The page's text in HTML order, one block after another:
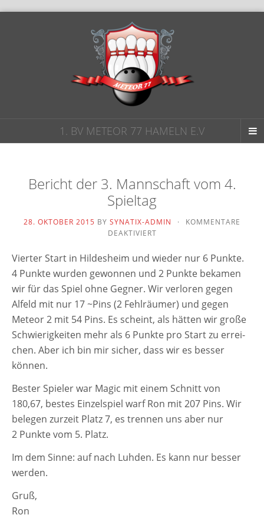
1. BV METEOR 77 HAMELN E.V
Bericht der 3. Mannschaft vom 4.
Spieltag
28. OKTOBER 2015 BY SYNATIX-ADMIN ·
KOMMENTARE
DEAKTIVIERTFÜR
DER
MANNSCHAFT
VOM
SPIELTAG
Vierter Start in Hildesheim und wie­der nur 6 Punkte.
4 Punkte wur­den gewon­nen und 2 Punkte beka­men
wir für das Spiel ohne Gegner. Wir ver­lo­ren gegen
Alfeld mit nur 17 ~Pins (2 Fehlräumer) und gegen
Meteor 2 mit 54 Pins. Es scheint, als hät­ten wir gro­ße
Schwierigkeiten mehr als 6 Punkte pro Start zu errei­
chen. Aber ich bin mir sicher, dass wir es bes­ser
können.
Bester Spieler war Magic mit einem Schnitt von
180,67, bes­tes Einzelspiel warf Ron mit 207 Pins. Wir
bele­gen zur­zeit Platz 7, es tren­nen uns aber nur
2 Punkte vom 5. Platz.
Im dem Sinne: auf nach Luhden. Es kann nur bes­ser
werden.
Gruß,
Ron